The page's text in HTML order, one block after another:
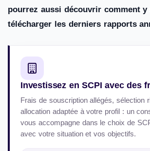
pourrez aussi découvrir comment
télécharger les derniers rapports
Investissez en SCPI avec des
Frais de souscription allégés, sélection
allocation adaptée à votre profil : un
vous accompagne dans le choix de
avec votre situation et vos objectifs.